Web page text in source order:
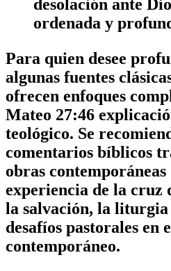
desolación ante
ordenada y
Para quien desee
algunas fuentes
ofrecen enfoques
Mateo 27:46
teológico. Se
comentarios bíblicos
obras
experiencia de la cruz
la salvación, la liturgia
desafíos pastorales en
contemporáneo.